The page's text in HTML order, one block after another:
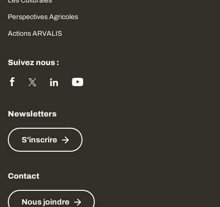
Perspectives Agricoles
Actions ARVALIS
Suivez nous :
Newsletters
S'inscrire
Contact
Nous joindre